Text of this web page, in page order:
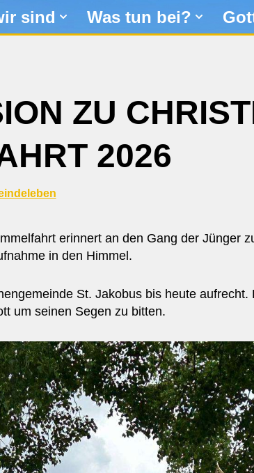
sind Was tun bei?
ZU
2026
erinnert an den Gang der Jünger
in den Himmel.
St. Jakobus bis heute
um seinen Segen zu bitten.